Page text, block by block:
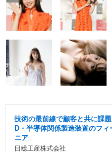
技術の最前線で顧客と共に課
D・半導体関係製造装置のフ
ニア
日総工産株式会社